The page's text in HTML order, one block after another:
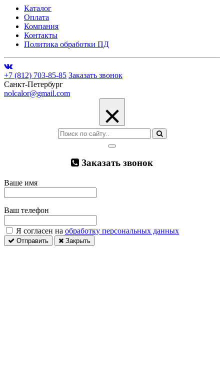
Каталог
Оплата
Компания
Контакты
Политика обработки ПД
+7 (812) 703-85-85 Заказать звонок
Санкт-Петербург
nolcalor@gmail.com
×
Заказать звонок
Ваше имя
Ваш телефон
Я согласен на обработку персональных данных
Отправить Закрыть